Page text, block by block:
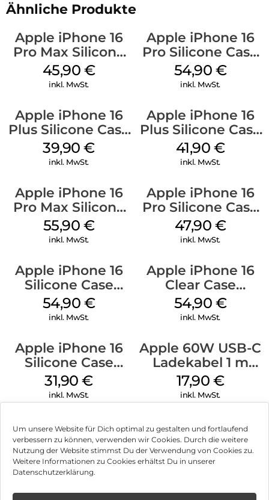
Um unsere Website für Dich optimal zu gestalten und fortlaufend
verbessern zu können, verwenden wir Cookies. Durch die weitere
Nutzung der Website stimmst Du der Verwendung von Cookies zu.
Weitere Informationen zu Cookies erhältst Du in unserer
Datenschutzerklärung.
Ähnliche Produkte
Apple iPhone 16
Pro Max Silicone
Case MagSafe
Ultramarine
45,90 €
inkl. MwSt.
Apple iPhone 16
Pro Silicone Case
MagSafe Black
54,90 €
inkl. MwSt.
Apple iPhone 16
Plus Silicone Case
MagSafe Plum
39,90€
inkl. MwSt.
Apple iPhone 16
Plus Silicone Case
MagSafe Stone
Gray
41,90 €
inkl. MwSt.
Apple iPhone 16
Pro Max Silicone
Case MagSafe
Stone Gray
55,90 €
inkl. MwSt.
Apple iPhone 16
Pro Silicone Case
MagSafe Denim
47,90 €
inkl. MwSt.
Apple iPhone 16
Silicone Case
MagSafe Lake
Green
54,90 €
inkl. MwSt.
Apple iPhone 16
Clear Case
MagSafe
Transparent
54,90 €
inkl. MwSt.
Apple iPhone 16
Silicone Case
MagSafe Fuchsia
31,90€
inkl. MwSt.
Apple 60W USB-C
Ladekabel 1 m
Weiß
17,90 €
inkl. MwSt.
Impressum